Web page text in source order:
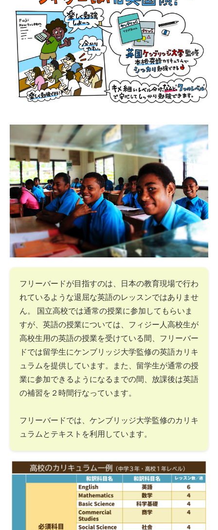
フリーバードが目指すのは、日本の教育現場で行わ
れているような退屈な英語のレッスンではありませ
ん。 国立高校では通常の授業に参加してもらいま
すが、英語の授業については、フィジー人高校生が
高校生用の英語の授業を受けている間、フリーバー
ドでは留学生にケンブリッジ大学監修の英語カリキ
ュラムを提供しています。また、留学生が通常の授
業に参加できるようになるまでの間、放課後は英語
の補習を２時間行なっています。
フリーバードでは、ケンブリッジ大学監修のカリキ
ュラムとテキストを利用しています。